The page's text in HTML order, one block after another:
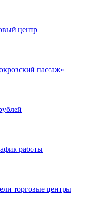
центр
пассаж»
работы
торговые центры